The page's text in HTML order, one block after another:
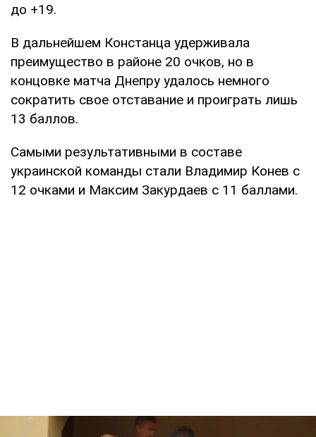
до +19.
В дальнейшем Констанца удерживала
преимущество в районе 20 очков, но в
концовке матча Днепру удалось немного
сократить свое отставание и проиграть лишь
13 баллов.
Самыми результативными в составе
украинской команды стали Владимир Конев с
12 очками и Максим Закурдаев с 11 баллами.